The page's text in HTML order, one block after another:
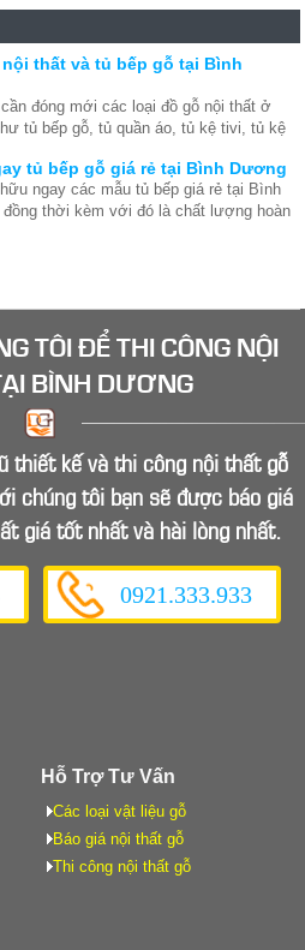
thất và tủ bếp gỗ tại Bình
cần đóng mới các loại đồ gỗ nội thất ở
tủ bếp gỗ, tủ quần áo, tủ kệ tivi, tủ kệ
tốt tại xưởng
tủ bếp gỗ giá rẻ tại Bình Dương
ngay các mẫu tủ bếp giá rẻ tại Bình
thời kèm với đó là chất lượng hoàn
thì xưởng mộc Bình Dương chúng
giải quyết nhu cầu này. Vì hơn ai hết
nghiệm cũng như nắm bắt tâm lý của
để có thể mang đến sản phẩm chất
nhất.
giá rẻ - Xu hướng tủ bếp đẹp
cư là một xu hướng nhà ở hiện đại tại
như Việt Nam. Để căn hộ chung cư
trọn vẹn thì một chiếc tủ bếp căn hộ
thiết.
I giá rẻ ở Bình Dương
I giá rẻ ở Bình Dương hiện nay đang rất
bởi các bà nội trợ vì những ưu điểm
Ngoài những kiểu dáng tủ bếp chữ U, L
đã và đang trở thành lựa chọn của rất
TÔI ĐỂTHI CÔNG NỘI
BÌNH DƯƠNG
thiết kế và thi công nội thất gỗ
chúng tôi bạn sẽ được báo giá
giá tốt nhất và hài lòng nhất.
0921.333.933
Hỗ Trợ Tư Vấn
Các loại vật liệu gỗ
Báo giá nội thất gỗ
Thi công nội thất gỗ